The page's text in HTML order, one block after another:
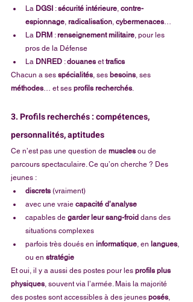
La DGSI : sécurité intérieure contre-
espionnage radicalisation cybermenaces
La DRM : renseignement militaire , pour les
pros de la Défense
La DNRED : douanes et trafics
Chacun a ses spécialités , ses besoins , ses
méthodes … et ses profils recherchés
3. Profils recherchés : compétences,
personnalités, aptitudes
Ce n’est pas une question de muscles ou de
parcours spectaculaire. Ce qu’on cherche ? Des
jeunes :
discrets (vraiment)
avec une vraie capacité d’analyse
capables de garder leur sang-froid dans des
situations complexes
parfois très doués en informatique , en langues
ou en stratégie
Et oui, il y a aussi des postes pour les profils plus
physiques , souvent via l’armée. Mais la majorité
des postes sont accessibles à des jeunes posés